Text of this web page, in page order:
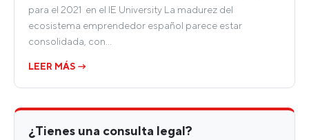
para el 2021 en el IE University La madurez del
ecosistema emprendedor español parece estar
consolidada, con…
LEER MÁS →
¿Tienes una consulta legal?